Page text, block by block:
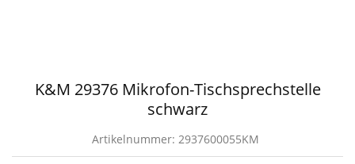
K&M 29376 Mikrofon-Tischsprechstelle
schwarz
Artikelnummer: 2937600055KM